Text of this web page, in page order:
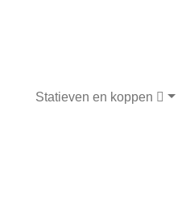
Statieven en koppen